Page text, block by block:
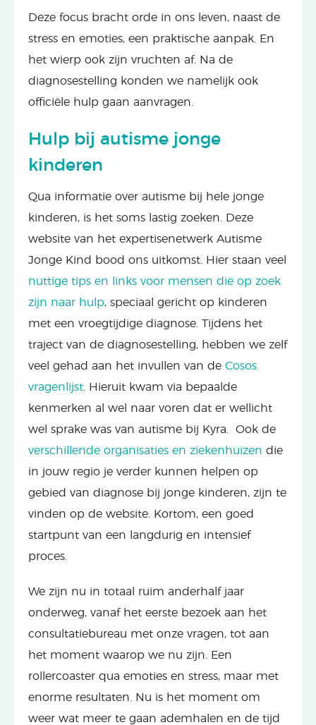
Deze focus bracht orde in ons leven, naast de
stress en emoties, een praktische aanpak. En
het wierp ook zijn vruchten af. Na de
diagnosestelling konden we namelijk ook
officiële hulp gaan aanvragen.
Hulp bij autisme jonge
kinderen
Qua informatie over autisme bij hele jonge
kinderen, is het soms lastig zoeken. Deze
website van het expertisenetwerk Autisme
Jonge Kind bood ons uitkomst. Hier staan veel
nuttige tips en links voor mensen die op zoek
zijn naar hulp, speciaal gericht op kinderen
met een vroegtijdige diagnose. Tijdens het
traject van de diagnosestelling, hebben we zelf
veel gehad aan het invullen van de Cosos
vragenlijst . Hieruit kwam via bepaalde
kenmerken al wel naar voren dat er wellicht
wel sprake was van autisme bij Kyra. Ook de
verschillende organisaties en ziekenhuizen die
in jouw regio je verder kunnen helpen op
gebied van diagnose bij jonge kinderen, zijn te
vinden op de website. Kortom, een goed
startpunt van een langdurig en intensief
proces.
We zijn nu in totaal ruim anderhalf jaar
onderweg, vanaf het eerste bezoek aan het
consultatiebureau met onze vragen, tot aan
het moment waarop we nu zijn. Een
rollercoaster qua emoties en stress, maar met
enorme resultaten. Nu is het moment om
weer wat meer te gaan ademhalen en de tijd